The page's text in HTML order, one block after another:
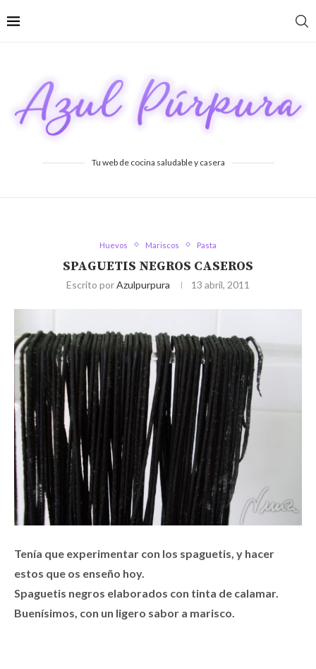
Tu web de cocina saludable y casera
Huevos Mariscos Pasta
SPAGUETIS NEGROS CASEROS
Escrito porAzulpurpura 13 abril, 2011
Tenía que experimentar con los spaguetis, y hacer
estos que os enseño hoy.
Spaguetis negros elaborados con tinta de calamar.
Buenísimos, con un ligero sabor a marisco.